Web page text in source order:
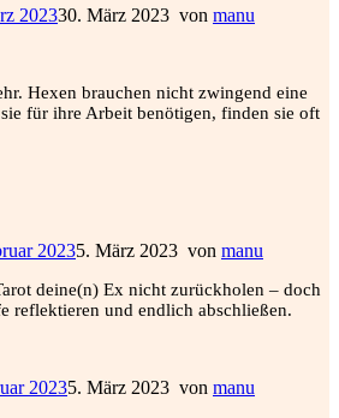
202330. März 2023 von manu
Hexen brauchen nicht zwingend eine
für ihre Arbeit benötigen, finden sie oft
20235. März 2023 von manu
deine(n) Ex nicht zurückholen – doch
reflektieren und endlich abschließen.
20235. März 2023 von manu